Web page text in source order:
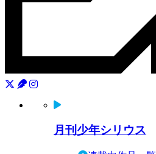
月刊少年シリウス